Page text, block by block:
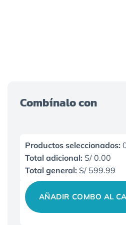
COLOR DE CARCASA
PANTALLA
INCLUYE
Sistema de bloqueo del trípode
Fácil de instalar y usar, retardante
Combínalo con
Productos seleccionados:
Total adicional: S/ 0.00
Total general: S/ 599.99
AÑADIR COMBO AL